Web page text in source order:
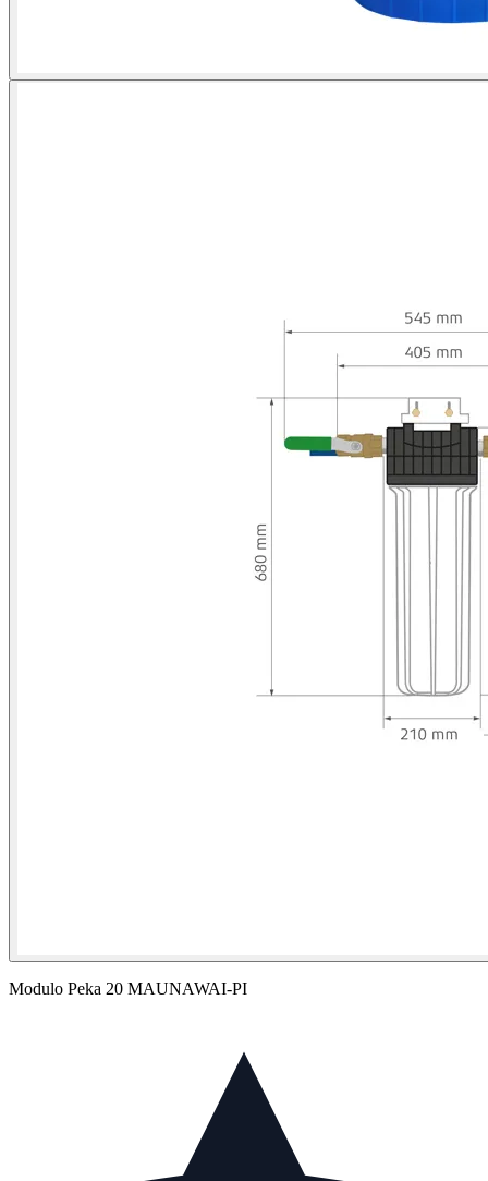
Modulo Peka 20 MAUNAWAI-PI